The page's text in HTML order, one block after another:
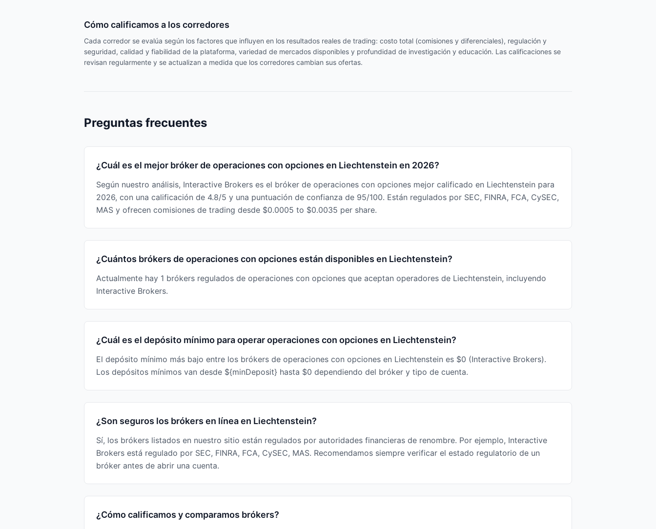
Cómo calificamos a los corredores
Cada corredor se evalúa según los factores que influyen en los resultados reales de trading: costo total (comisiones y diferenciales), regulación y
seguridad, calidad y fiabilidad de la plataforma, variedad de mercados disponibles y profundidad de investigación y educación. Las calificaciones se
revisan regularmente y se actualizan a medida que los corredores cambian sus ofertas.
Preguntas frecuentes
¿Cuál es el mejor bróker de operaciones con opciones en Liechtenstein en 2026?
Según nuestro análisis, Interactive Brokers es el bróker de operaciones con opciones mejor calificado en Liechtenstein para
2026, con una calificación de 4.8/5 y una puntuación de confianza de 95/100. Están regulados por SEC, FINRA, FCA, CySEC,
MAS y ofrecen comisiones de trading desde $0.0005 to $0.0035 per share.
¿Cuántos brókers de operaciones con opciones están disponibles en Liechtenstein?
Actualmente hay 1 brókers regulados de operaciones con opciones que aceptan operadores de Liechtenstein, incluyendo
Interactive Brokers.
¿Cuál es el depósito mínimo para operar operaciones con opciones en Liechtenstein?
El depósito mínimo más bajo entre los brókers de operaciones con opciones en Liechtenstein es $0 (Interactive Brokers).
Los depósitos mínimos van desde ${minDeposit} hasta $0 dependiendo del bróker y tipo de cuenta.
¿Son seguros los brókers en línea en Liechtenstein?
Sí, los brókers listados en nuestro sitio están regulados por autoridades financieras de renombre. Por ejemplo, Interactive
Brokers está regulado por SEC, FINRA, FCA, CySEC, MAS. Recomendamos siempre verificar el estado regulatorio de un
bróker antes de abrir una cuenta.
¿Cómo calificamos y comparamos brókers?